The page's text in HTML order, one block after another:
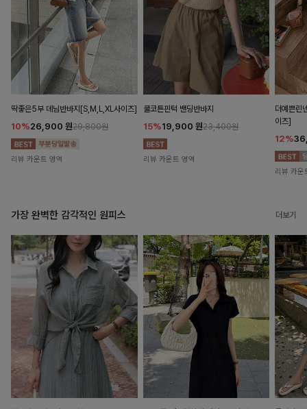
딱좋은5부 데님반바지[S,M,L,XL사이즈]
10%26,900 원29,800원
리뷰 카운트 영역
쿨코튼핀턱 밴딩반바지
15%19,900 원23,400원
리뷰 카운트 영역
더예쁜린
이즈]
12%
리뷰 카운
가장 완벽한 감각적인 원피스 더보기